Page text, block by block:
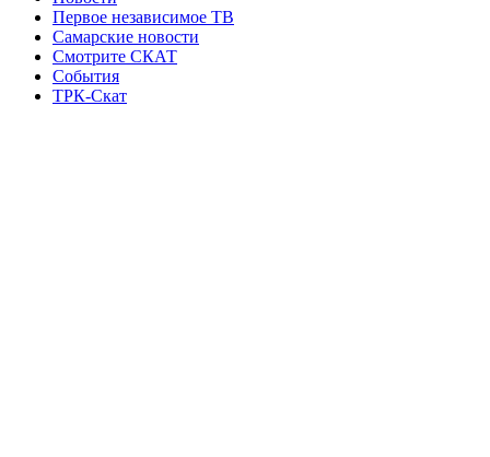
Первое независимое ТВ
Самарские новости
Смотрите СКАТ
События
ТРК-Скат